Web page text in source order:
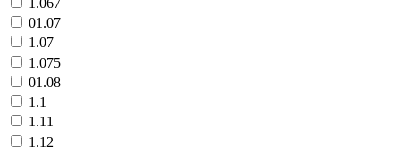
01.07
1.07
1.075
01.08
1.1
1.11
1.12